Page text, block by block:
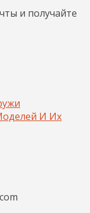
и получайте
И Их